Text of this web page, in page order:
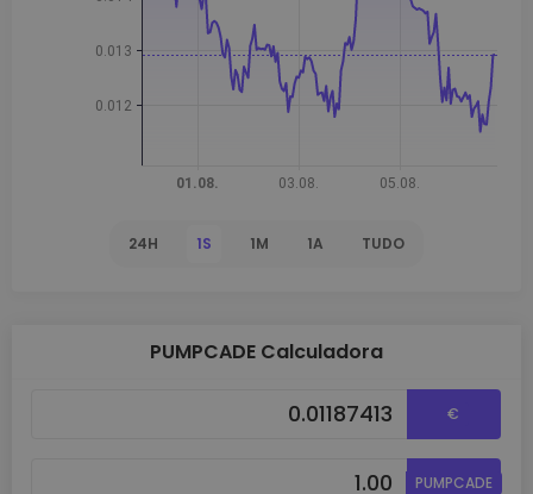
24H 1S 1M 1A TUDO
PUMPCADE Calculadora
€
PUMPCADE